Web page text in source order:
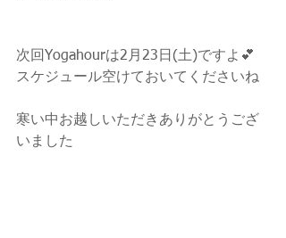
次回Yogahourは2月23日(土)ですよ💕
スケジュール空けておいてくださいね
寒い中お越しいただきありがとうござ
いました